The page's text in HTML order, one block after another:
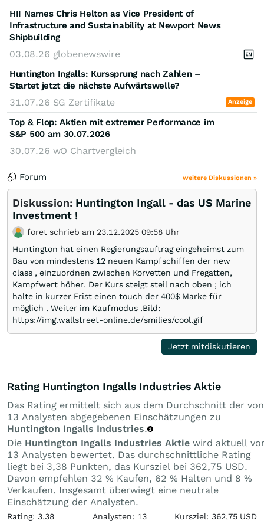
HII Names Chris Helton as Vice President of
Infrastructure and Sustainability at Newport News
Shipbuilding
03.08.26 globenewswire
Huntington Ingalls: Kurssprung nach Zahlen –
Startet jetzt die nächste Aufwärtswelle?
31.07.26 SG Zertifikate Anzeige
Top & Flop: Aktien mit extremer Performance im
S&P 500 am 30.07.2026
30.07.26 wO Chartvergleich
Forum weitere Diskussionen »
Diskussion: Huntington Ingall - das US Marine
Investment !
foret schrieb am 23.12.2025 09:58 Uhr
Huntington hat einen Regierungsauftrag eingeheimst zum
Bau von mindestens 12 neuen Kampfschiffen der new
class , einzuordnen zwischen Korvetten und Fregatten,
Kampfwert höher. Der Kurs steigt steil nach oben ; ich
halte in kurzer Frist einen touch der 400$ Marke für
möglich . Weiter im Kaufmodus .Bild:
https://img.wallstreet-online.de/smilies/cool.gif
Jetzt mitdiskutieren
Rating Huntington Ingalls Industries Aktie
Das Rating ermittelt sich aus dem Durchschnitt der von
13 Analysten abgegebenen Einschätzungen zu
Huntington Ingalls Industries.
Die Huntington Ingalls Industries Aktie wird aktuell
13 Analysten bewertet. Das durchschnittliche Rating
liegt bei 3,38 Punkten, das Kursziel bei 362,75 USD.
Davon empfehlen 32 % Kaufen, 62 % Halten und 8 %
Verkaufen. Insgesamt überwiegt eine neutrale
Einschätzung der Analysten.
Rating: 3,38 Analysten: 13 Kursziel: 362,75 USD